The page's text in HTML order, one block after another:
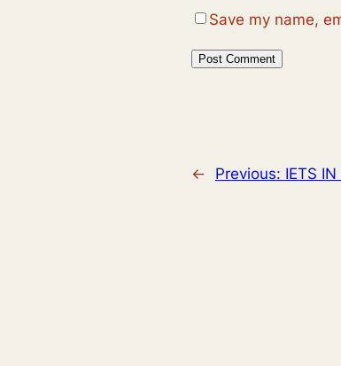
Save my name,
← Previous: IETS